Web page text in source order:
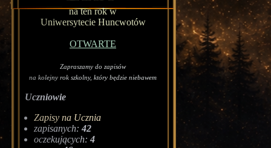
na ten rok w
Uniwersytecie Huncwotów
OTWARTE
Zapraszamy do zapisów
na kolejny rok szkolny, który będzie niebawem
Uczniowie
Zapisy na Ucznia
zapisanych: 42
oczekujących: 4